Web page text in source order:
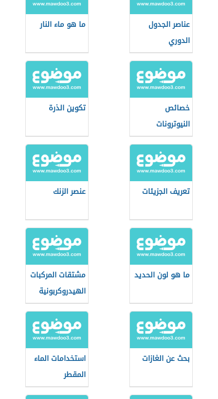
عناصر الجدول
الدوري
ما هو ماء النار
خصائص
النيوترونات
تكوين الذرة
تعريف الجزيئات عنصر الزنك
ما هو لون الحديد
مشتقات المركبات
الهيدروكربونية
وتفاعلاتها
بحث عن الغازات
استخدامات الماء
المقطر